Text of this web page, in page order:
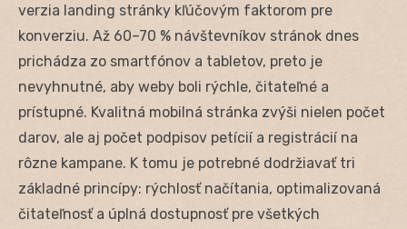
verzia landing stránky kľúčovým faktorom pre
konverziu. Až 60–70 % návštevníkov stránok dnes
prichádza zo smartfónov a tabletov, preto je
nevyhnutné, aby weby boli rýchle, čitateľné a
prístupné. Kvalitná mobilná stránka zvýši nielen počet
darov, ale aj počet podpisov petícií a registrácií na
rôzne kampane. K tomu je potrebné dodržiavať tri
základné princípy: rýchlosť načítania, optimalizovaná
čitateľnosť a úplná dostupnosť pre všetkých